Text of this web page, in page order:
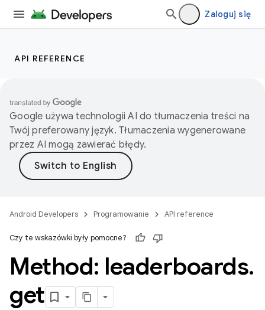
Zaloguj się
API REFERENCE
Google używa technologii AI do tłumaczenia treści na
Twój preferowany język. Tłumaczenia wygenerowane
przez AI mogą zawierać błędy.
Android Developers Programowanie API reference
Czy te wskazówki były pomocne?
Method: leaderboards.
get